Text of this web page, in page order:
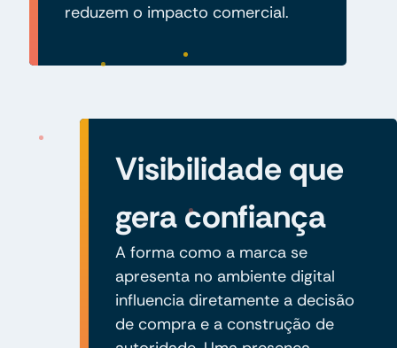
reduzem o impacto comercial.
Visibilidade que
gera confiança
A forma como a marca se
apresenta no ambiente digital
influencia diretamente a decisão
de compra e a construção de